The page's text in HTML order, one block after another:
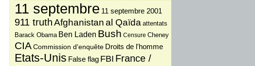
11 septembre 11 septembre 2001
911 truthAfghanistanal Qaïda attentats
Barack Obama Ben Laden Bush Censure Cheney
CIA Commission d'enquête Droits de l'homme
Etats-Unis False flag FBI France /